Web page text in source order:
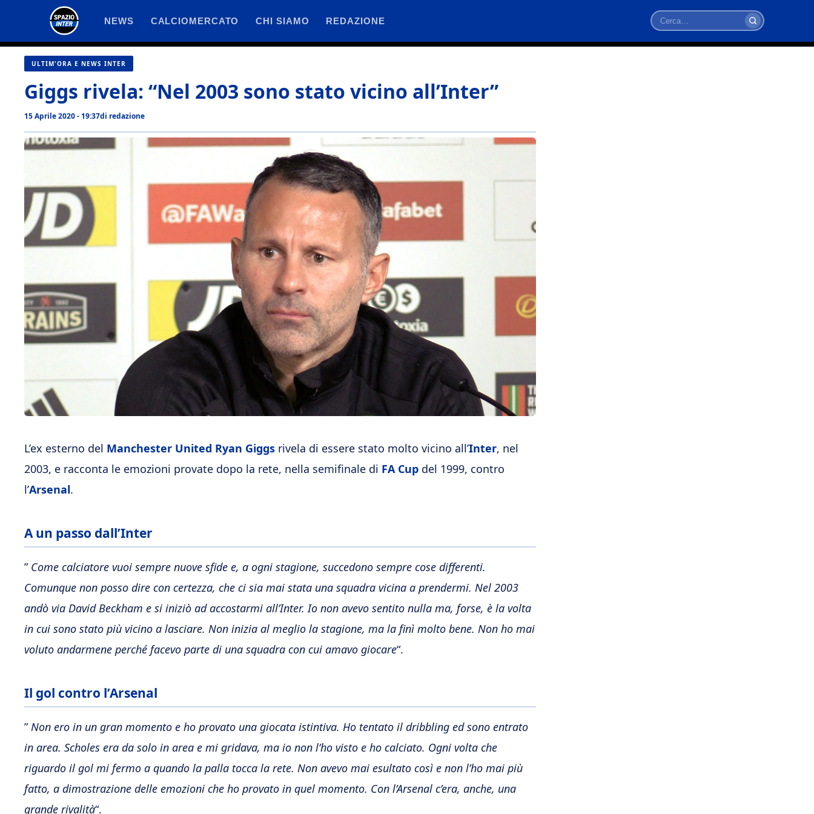
contenuto
NEWS CALCIOMERCATO CHI SIAMO REDAZIONE
Cerca
ULTIM'ORA E NEWS INTER
Giggs rivela: “Nel 2003 sono stato vicino all’Inter”
15 Aprile 2020 - 19:37di redazione
L’ex esterno del Manchester United Ryan Giggs rivela di essere stato molto vicino all’Inter, nel
2003, e racconta le emozioni provate dopo la rete, nella semifinale di FA Cup del 1999, contro
l’Arsenal.
A un passo dall’Inter
” Come calciatore vuoi sempre nuove sfide e, a ogni stagione, succedono sempre cose differenti.
Comunque non posso dire con certezza, che ci sia mai stata una squadra vicina a prendermi. Nel 2003
andò via David Beckham e si iniziò ad accostarmi all’Inter. Io non avevo sentito nulla ma, forse, è la volta
in cui sono stato più vicino a lasciare. Non inizia al meglio la stagione, ma la finì molto bene. Non ho mai
voluto andarmene perché facevo parte di una squadra con cui amavo giocare“.
Il gol contro l’Arsenal
”Non ero in un gran momento e ho provato una giocata istintiva. Ho tentato il dribbling ed sono entrato
in area. Scholes era da solo in area e mi gridava, ma io non l’ho visto e ho calciato. Ogni volta che
riguardo il gol mi fermo a quando la palla tocca la rete. Non avevo mai esultato così e non l’ho mai più
fatto, a dimostrazione delle emozioni che ho provato in quel momento. Con l’Arsenal c’era, anche, una
grande rivalità“.